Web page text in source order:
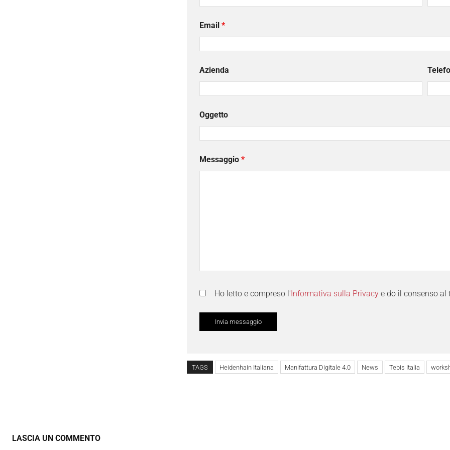
Email *
Azienda
Oggetto
Messaggio *
Ho letto e compreso l'Informativa sulla Privacy e do il consenso al
TAGS Heidenhain Italiana Manifattura Digitale 4.0 News Tebis Italia
LASCIA UN COMMENTO